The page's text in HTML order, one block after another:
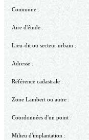
Commune :
Aire d'étude :
Lieu-dit ou secteur urbain :
Adresse :
Référence cadastrale :
Zone Lambert ou autre :
Coordonnées d'un point :
Milieu d'implantation :